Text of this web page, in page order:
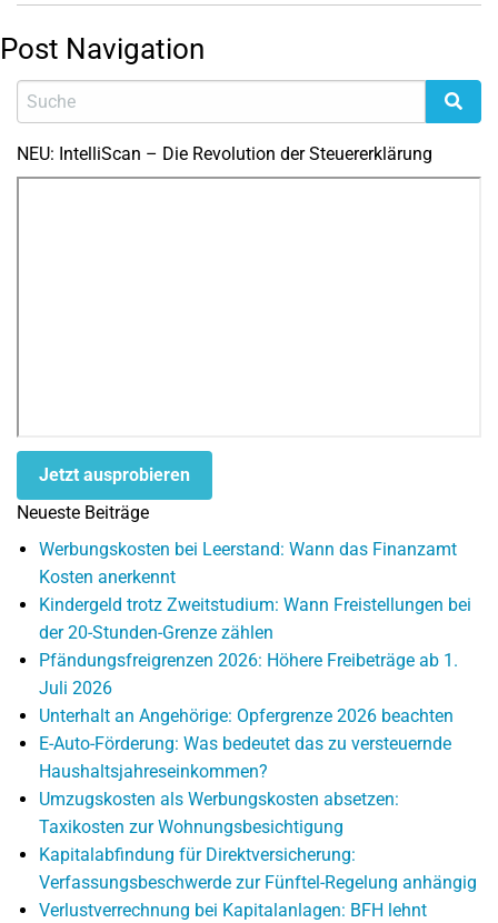
Post Navigation
NEU: IntelliScan – Die Revolution der Steuererklärung
Jetzt ausprobieren
Neueste Beiträge
Werbungskosten bei Leerstand: Wann das Finanzamt
Kosten anerkennt
Kindergeld trotz Zweitstudium: Wann Freistellungen bei
der 20-Stunden-Grenze zählen
Pfändungsfreigrenzen 2026: Höhere Freibeträge ab 1.
Juli 2026
Unterhalt an Angehörige: Opfergrenze 2026 beachten
E-Auto-Förderung: Was bedeutet das zu versteuernde
Haushaltsjahreseinkommen?
Umzugskosten als Werbungskosten absetzen:
Taxikosten zur Wohnungsbesichtigung
Kapitalabfindung für Direktversicherung:
Verfassungsbeschwerde zur Fünftel-Regelung anhängig
Verlustverrechnung bei Kapitalanlagen: BFH lehnt